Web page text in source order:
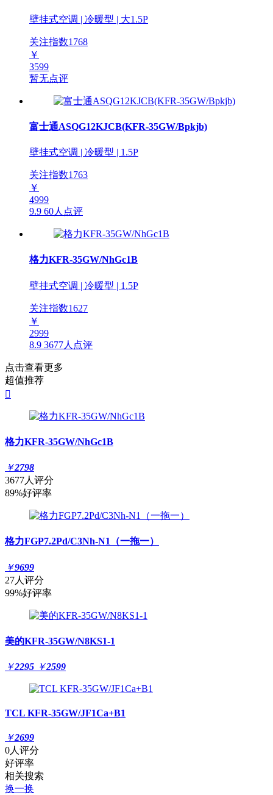
壁挂式空调 | 冷暖型 | 大1.5P
关注指数1768
￥
3599
暂无点评
富士通ASQG12KJCB(KFR-35GW/Bpkjb)
壁挂式空调 | 冷暖型 | 1.5P
关注指数1763
￥
4999
9.9 60人点评
格力KFR-35GW/NhGc1B
壁挂式空调 | 冷暖型 | 1.5P
关注指数1627
￥
2999
8.9 3677人点评
点击查看更多
超值推荐

格力KFR-35GW/NhGc1B
￥2798
3677人评分
89%好评率
格力FGP7.2Pd/C3Nh-N1（一拖一）
￥9699
27人评分
99%好评率
美的KFR-35GW/N8KS1-1
￥2295 ￥2599
TCL KFR-35GW/JF1Ca+B1
￥2699
0人评分
好评率
相关搜索
换一换